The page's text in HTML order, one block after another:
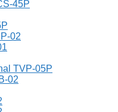
45P
02
TVP-05P
02